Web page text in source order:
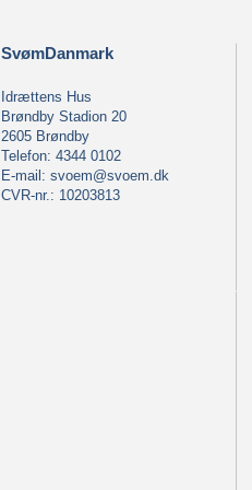
SvømDanmark
Idrættens Hus
Brøndby Stadion 20
2605 Brøndby
Telefon: 4344 0102
E-mail: svoem@svoem.dk
CVR-nr.: 10203813